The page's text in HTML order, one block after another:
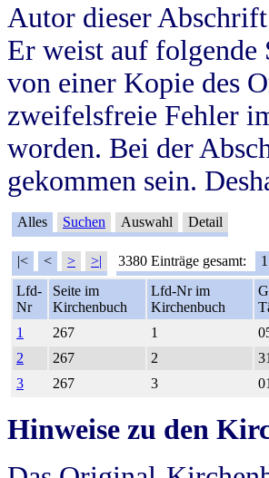
Autor dieser
Er weist auf
von einer Kopie des
zweifelsfreie Fehler
worden. Bei der
gekommen sein.
Alles Suchen Auswahl Detail
|< < > >| 3380 Einträge gesamt: 1
Lfd-
Nr
Seite im
Kirchenbuch
Lfd-Nr im
Kirchenbuch
1
267 1
2
267 2
3
267 3
Hinweise zu den